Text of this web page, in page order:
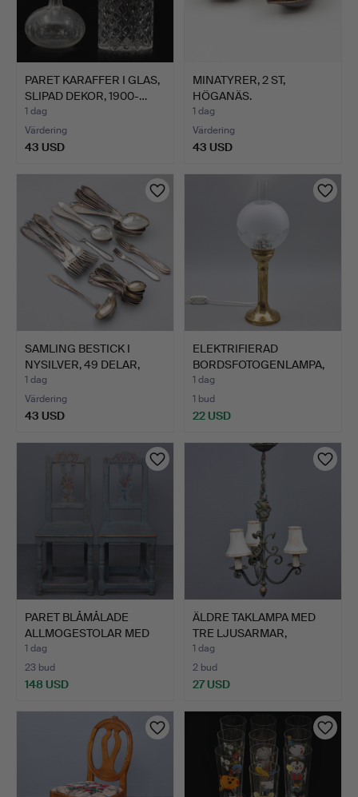
PARET KARAFFER I GLAS,
SLIPAD DEKOR, 1900-…
1 dag
Värdering
43 USD
MINATYRER, 2 ST,
HÖGANÄS.
1 dag
Värdering
43 USD
SAMLING BESTICK I
NYSILVER, 49 DELAR,
1900…
1 dag
Värdering
43 USD
ELEKTRIFIERAD
BORDSFOTOGENLAMPA,
MÄSSING &…
1 dag
1 bud
22 USD
PARET BLÅMÅLADE
ALLMOGESTOLAR MED
GENOMBRU…
1 dag
23 bud
148 USD
ÄLDRE TAKLAMPA MED
TRE LJUSARMAR,
GRÖNPATI…
1 dag
2 bud
27 USD